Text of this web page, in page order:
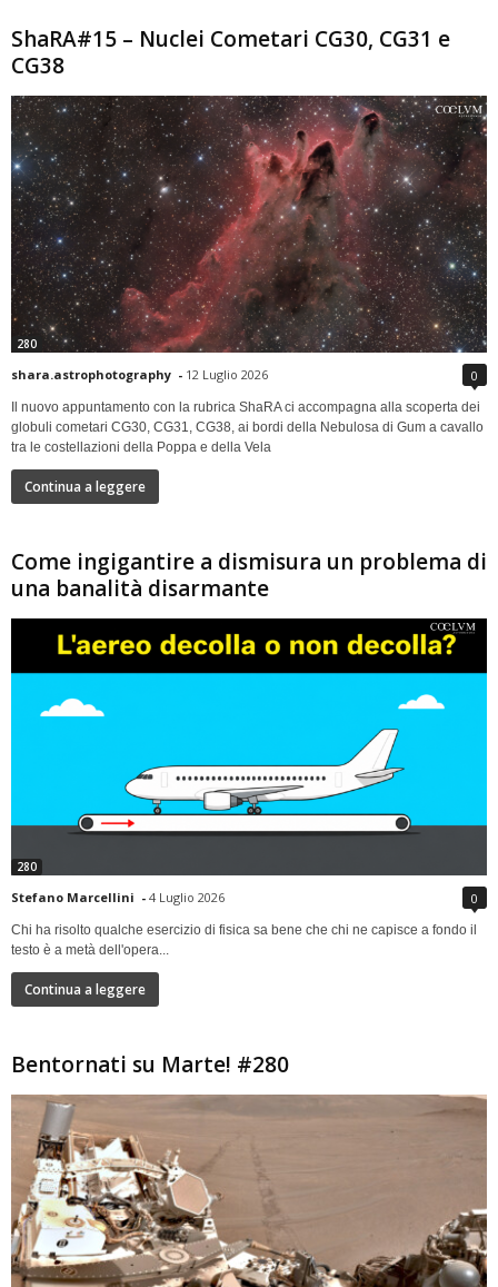
ShaRA#15 – Nuclei Cometari CG30, CG31 e
CG38
280
shara.astrophotography - 12 Luglio 2026 0
Il nuovo appuntamento con la rubrica ShaRA ci accompagna alla scoperta dei
globuli cometari CG30, CG31, CG38, ai bordi della Nebulosa di Gum a cavallo
tra le costellazioni della Poppa e della Vela
Continua a leggere
Come ingigantire a dismisura un problema di
una banalità disarmante
280
Stefano Marcellini - 4 Luglio 2026 0
Chi ha risolto qualche esercizio di fisica sa bene che chi ne capisce a fondo il
testo è a metà dell'opera...
Continua a leggere
Bentornati su Marte! #280